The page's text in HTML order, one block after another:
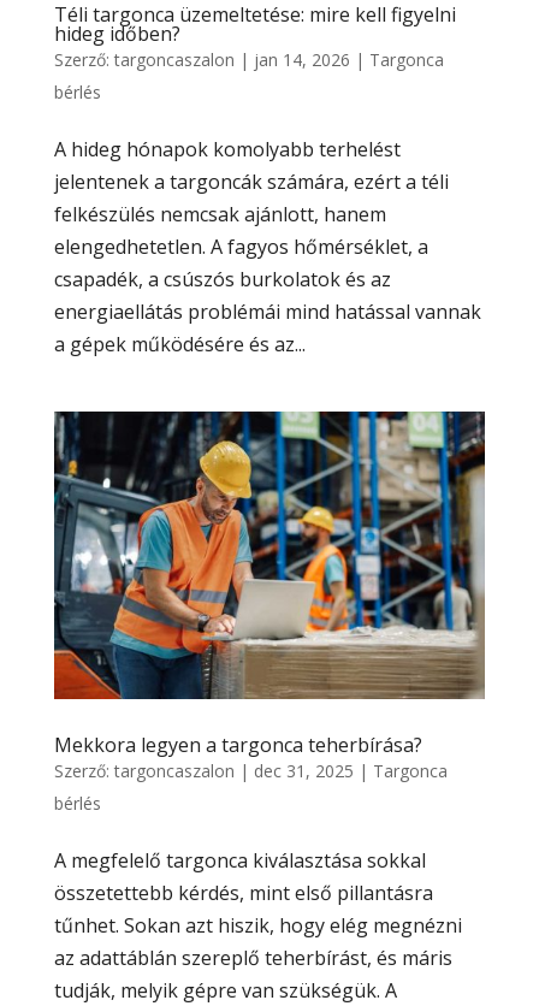
Téli targonca üzemeltetése: mire kell figyelni
hideg időben?
Szerző:targoncaszalon | jan 14, 2026 | Targonca
bérlés
A hideg hónapok komolyabb terhelést
jelentenek a targoncák számára, ezért a téli
felkészülés nemcsak ajánlott, hanem
elengedhetetlen. A fagyos hőmérséklet, a
csapadék, a csúszós burkolatok és az
energiaellátás problémái mind hatással vannak
a gépek működésére és az...
Mekkora legyen a targonca teherbírása?
Szerző:targoncaszalon | dec 31, 2025 | Targonca
bérlés
A megfelelő targonca kiválasztása sokkal
összetettebb kérdés, mint első pillantásra
tűnhet. Sokan azt hiszik, hogy elég megnézni
az adattáblán szereplő teherbírást, és máris
tudják, melyik gépre van szükségük. A